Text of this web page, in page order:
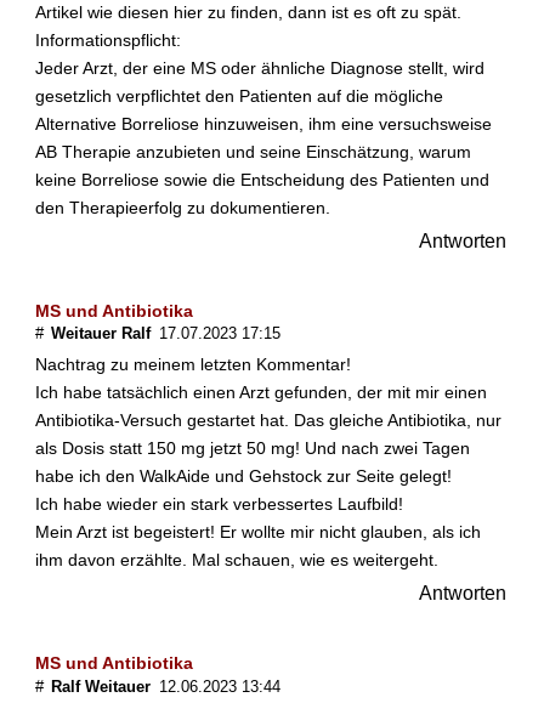
Artikel wie diesen hier zu finden, dann ist es oft zu spät.
Informationspflicht:
Jeder Arzt, der eine MS oder ähnliche Diagnose stellt, wird
gesetzlich verpflichtet den Patienten auf die mögliche
Alternative Borreliose hinzuweisen, ihm eine versuchsweise
AB Therapie anzubieten und seine Einschätzung, warum
keine Borreliose sowie die Entscheidung des Patienten und
den Therapieerfolg zu dokumentieren.
Antworten
MS und Antibiotika
# Weitauer Ralf 17.07.2023 17:15
Nachtrag zu meinem letzten Kommentar!
Ich habe tatsächlich einen Arzt gefunden, der mit mir einen
Antibiotika-Versuch gestartet hat. Das gleiche Antibiotika, nur
als Dosis statt 150 mg jetzt 50 mg! Und nach zwei Tagen
habe ich den WalkAide und Gehstock zur Seite gelegt!
Ich habe wieder ein stark verbessertes Laufbild!
Mein Arzt ist begeistert! Er wollte mir nicht glauben, als ich
ihm davon erzählte. Mal schauen, wie es weitergeht.
Antworten
MS und Antibiotika
# Ralf Weitauer 12.06.2023 13:44
e
r
k
l
e
r
o
e
k
r
a
n
k
e
n
d
a